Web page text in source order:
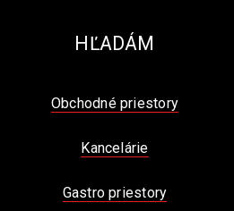
HĽADÁM
Obchodné priestory
Kancelárie
Gastro priestory